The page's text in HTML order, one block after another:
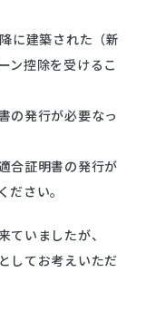
に建築された（新
ン控除を受けるこ
の発行が必要なっ
合証明書の発行が
さい。
ていましたが、
してお考えいただ